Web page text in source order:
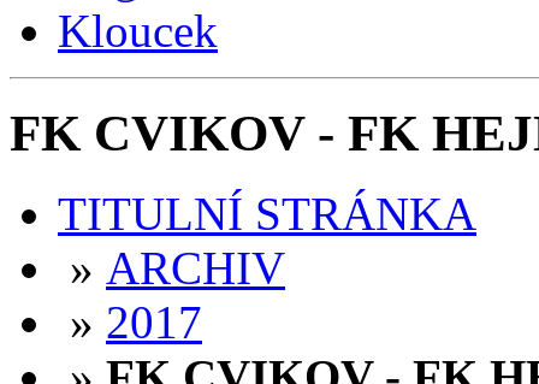
FK CVIKOV - FK
TITULNÍ STRÁNKA
» ARCHIV
» 2017